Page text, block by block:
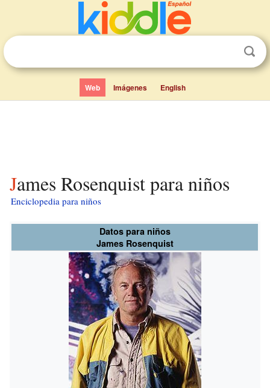
Web Imágenes English
James Rosenquist para niños
Enciclopedia para niños
Datos para niños
James Rosenquist